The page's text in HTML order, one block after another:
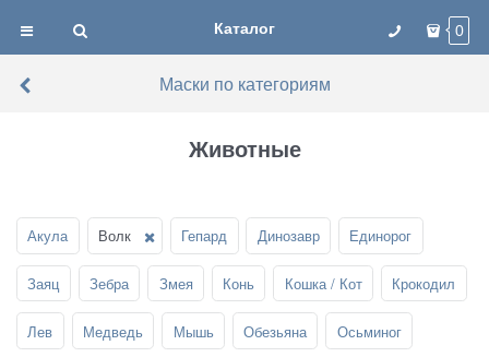
Каталог 0
Маски по категориям
Животные
Акула Волк Гепард Динозавр Единорог
Заяц Зебра Змея Конь Кошка / Кот Крокодил
Лев Медведь Мышь Обезьяна Осьминог